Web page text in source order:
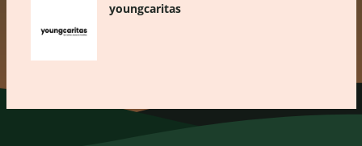
youngcaritas